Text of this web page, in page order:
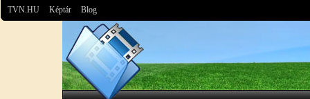
TVN.HU Képtár Blog